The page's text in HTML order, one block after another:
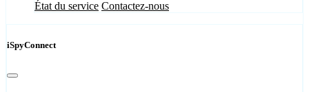
État du service Contactez-nous
iSpyConnect